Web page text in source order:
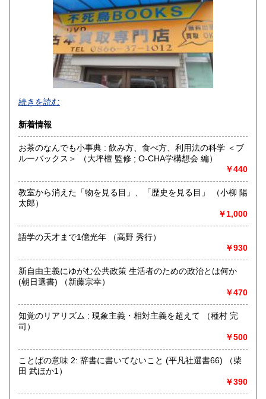
300円 愛媛県
300円 福岡県
300円 長崎県
熊本県
宮崎県
沖縄県 300円
不死鳥BOOKSでは、書籍だけでなくCD、DVD、レコード、
ゲーム、おもちゃ、骨董品まであらゆるものの買い取りがで
にお問い合わせください。出張費は、無料です。
沿線名：伯備線・桃太郎線(吉備線)
最寄駅：総社駅
定休日：年中無休
書籍の買取について
不死鳥BOOKSでは、書籍だけでなくCD、DVD、レコード、
ゲーム、おもちゃ、骨董品まであらゆるものの買い取りがで
きます。店主が、日本全国買取にお伺いいたします。お気軽
取り扱い分野
国書、サブカルチャー、古書一般（その他）
オールジャンル
続きを読む
新着情報
お茶のなんでも小事典 : 飲み方、食べ方、利用法の科学 ＜ブ
ルーバックス＞ （大坪檀 監修 ; O-CHA学構想会 編）
￥440
教室から消えた「物を見る目」、「歴史を見る目」 （小柳 陽
太郎）
￥1,000
語学の天才まで1億光年 （高野 秀行）
￥930
新自由主義にゆがむ公共政策 生活者のための政治とは何か
(朝日選書) （新藤宗幸）
￥470
知覚のリアリズム : 現象主義・相対主義を超えて （種村 完
司）
￥500
ことばの意味 2: 辞書に書いてないこと (平凡社選書66) （柴
田 武ほか1）
￥390